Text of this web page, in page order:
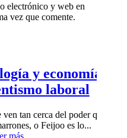
electrónico y web en
vez que comente.
y economía
laboral
tan cerca del poder que
o Feijoo es lo...
más